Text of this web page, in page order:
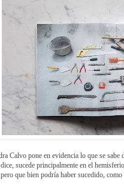
Calvo pone en evidencia lo que se
sucede principalmente en el
que bien podría haber sucedido,